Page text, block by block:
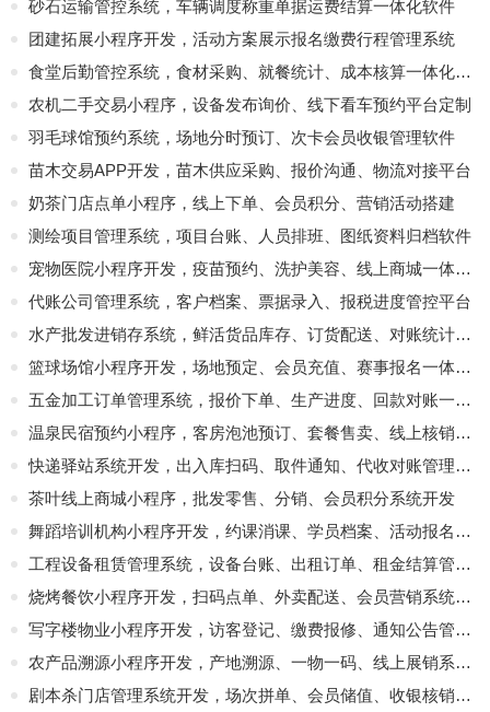
砂石运输管控系统，车辆调度称重单据运费结算一体化软件
团建拓展小程序开发，活动方案展示报名缴费行程管理系统
食堂后勤管控系统，食材采购、就餐统计、成本核算一体化软件
农机二手交易小程序，设备发布询价、线下看车预约平台定制
羽毛球馆预约系统，场地分时预订、次卡会员收银管理软件
苗木交易APP开发，苗木供应采购、报价沟通、物流对接平台
奶茶门店点单小程序，线上下单、会员积分、营销活动搭建
测绘项目管理系统，项目台账、人员排班、图纸资料归档软件
宠物医院小程序开发，疫苗预约、洗护美容、线上商城一体化平台
代账公司管理系统，客户档案、票据录入、报税进度管控平台
水产批发进销存系统，鲜活货品库存、订货配送、对账统计软件
篮球场馆小程序开发，场地预定、会员充值、赛事报名一体化管理系统
五金加工订单管理系统，报价下单、生产进度、回款对账一体化
温泉民宿预约小程序，客房泡池预订、套餐售卖、线上核销平台
快递驿站系统开发，出入库扫码、取件通知、代收对账管理软件
茶叶线上商城小程序，批发零售、分销、会员积分系统开发
舞蹈培训机构小程序开发，约课消课、学员档案、活动报名平台
工程设备租赁管理系统，设备台账、出租订单、租金结算管控软件
烧烤餐饮小程序开发，扫码点单、外卖配送、会员营销系统定制
写字楼物业小程序开发，访客登记、缴费报修、通知公告管理软件
农产品溯源小程序开发，产地溯源、一物一码、线上展销系统搭建
剧本杀门店管理系统开发，场次拼单、会员储值、收银核销一体化平台